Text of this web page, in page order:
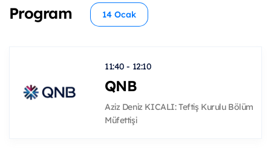
Program 14 Ocak
11:40 - 12:10
QNB
Aziz Deniz KICALI: Teftiş Kurulu Bölüm
Müfettişi